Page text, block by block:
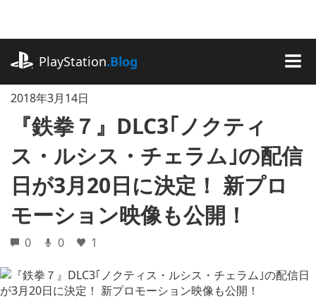
に
キ
ッ
プ
PlayStation.Blog
2018年3月14日
『鉄拳７』DLC3｢ノクティ
ス・ルシス・チェラム｣の配信
日が3月20日に決定！ 新プロ
モーション映像も公開！
0 0 1